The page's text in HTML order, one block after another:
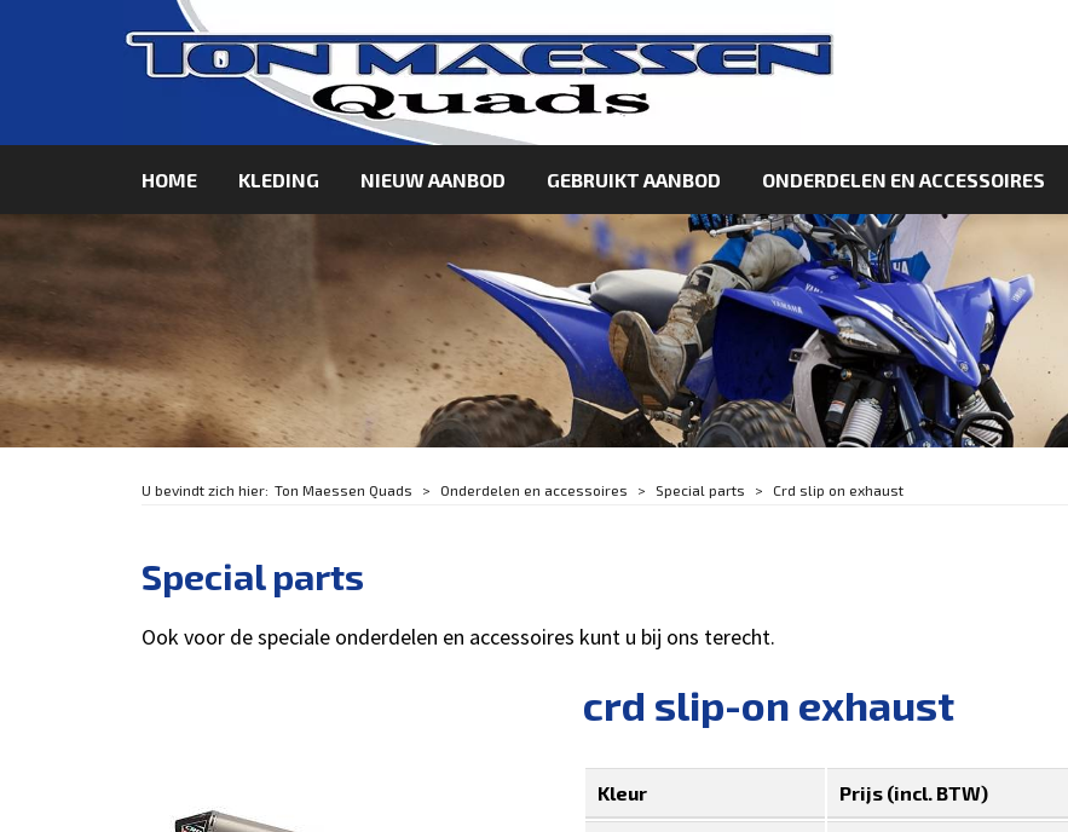
HOME KLEDING NIEUW AANBOD GEBRUIKT AANBOD ONDERDELEN EN ACCESSOIRES
Ton Maessen Quads Onderdelen en accessoires Special parts Crd slip on exhaust
Special parts
Ook voor de speciale onderdelen en accessoires kunt u bij ons terecht.
crd slip-on exhaust
Kleur Prijs (incl. BTW)